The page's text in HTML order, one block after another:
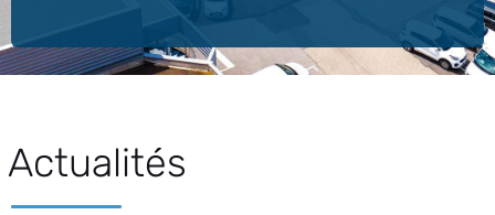
Actualités